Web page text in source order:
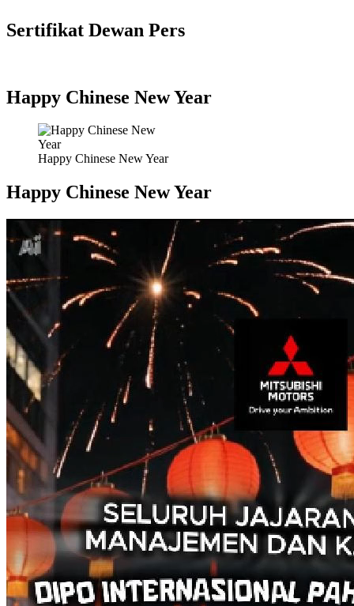
Sertifikat Dewan Pers
Happy Chinese New Year
Happy Chinese New Year
Happy Chinese New Year